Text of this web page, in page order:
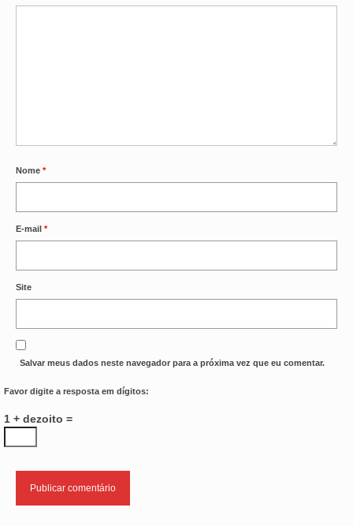
Nome *
E-mail *
Site
Salvar meus dados neste navegador para a próxima vez que eu comentar.
Favor digite a resposta em dígitos:
1 + dezoito =